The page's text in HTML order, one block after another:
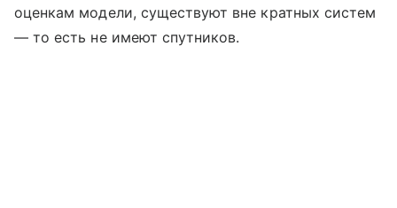
оценкам модели, существуют вне кратных систем
— то есть не имеют спутников.